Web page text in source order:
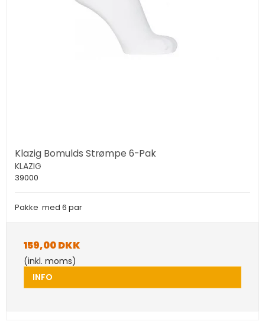
Klazig Bomulds Strømpe 6-Pak
KLAZIG
39000
Pakke med 6 par
159,00 DKK
(inkl. moms)
INFO